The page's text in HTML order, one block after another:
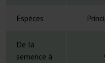
Espèces
De la
semence à